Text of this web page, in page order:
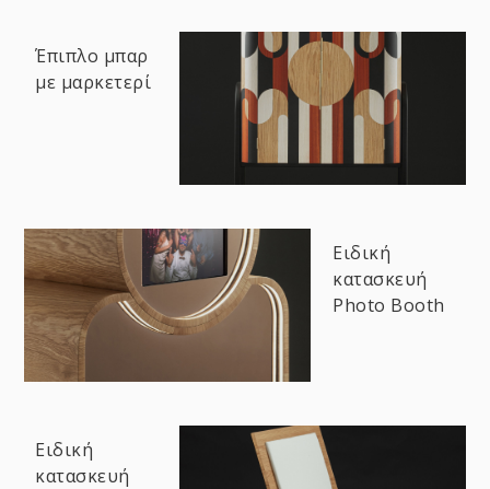
Έπιπλο μπαρ
με μαρκετερί
Ειδική
κατασκευή
Photo Booth
Ειδική
κατασκευή